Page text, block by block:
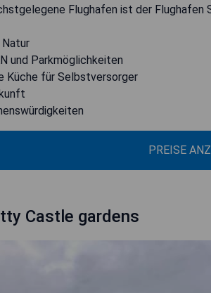
Flughafen ist der Flughafen
Natur
und Parkmöglichkeiten
Küche für Selbstversorger
PREISE
Castle gardens